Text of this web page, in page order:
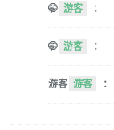
🤭 游客 ：
🤭 游客 ：
游客 游客 ：